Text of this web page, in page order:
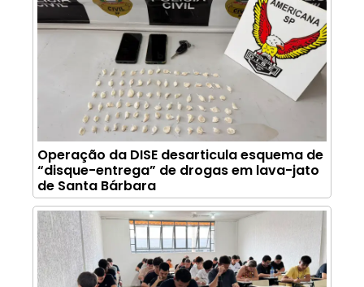
Operação da DISE desarticula esquema de
“disque-entrega” de drogas em lava-jato
de Santa Bárbara